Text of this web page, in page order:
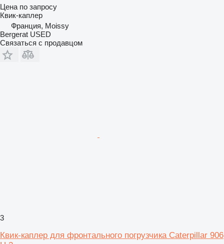
Цена по запросу
Квик-каплер
Франция, Moissy
Bergerat USED
Связаться с продавцом
3
Квик-каплер для фронтального погрузчика Caterpillar 906